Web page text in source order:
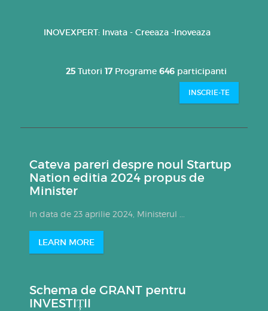
INOVEXPERT: Invata - Creeaza -Inoveaza
25 Tutori17 Programe646 participanti
INSCRIE-TE
Cateva pareri despre noul Startup
Nation editia 2024 propus de
Minister
In data de 23 aprilie 2024, Ministerul ...
LEARN MORE
Schema de GRANT pentru
INVESTIȚII